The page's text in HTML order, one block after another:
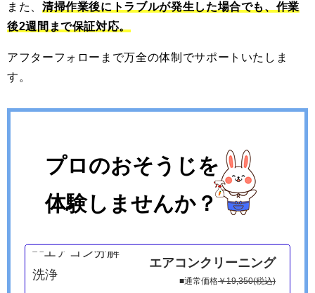
また、 清掃作業後にトラブルが発生した場合でも、作業
後2週間まで保証対応。
アフターフォローまで万全の体制でサポートいたしま
す。
プロのおそうじを
体験しませんか？
エアコンクリーニング
■通常価格￥19,350(税込)